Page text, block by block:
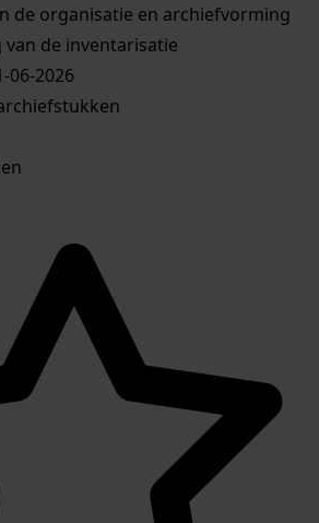
de organisatie en archiefvorming
de inventarisatie
06-2026